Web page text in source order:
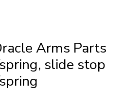
Arms Parts
slide stop